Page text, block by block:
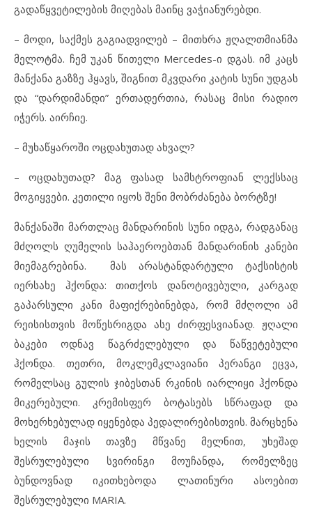
გადაწყვეტილების მიღებას მაინც ვაჭიანურებდი.
– მოდი, საქმეს გაგიადვილებ – მითხრა ჟღალთმიანმა
მელოტმა. ჩემ უკან წითელი Mercedes-ი დგას. იმ კაცს
მანქანა გაზზე ჰყავს, შიგნით მკვდარი კატის სუნი უდგას
და “დარდიმანდი” ერთადერთია, რასაც მისი რადიო
იჭერს. აირჩიე.
– მუხაწყაროში ოცდახუთად ახვალ?
– ოცდახუთად? მაგ ფასად სამსტროფიან ლექსსაც
მოგიყვები. კეთილი იყოს შენი მობრძანება ბორტზე!
მანქანაში მართლაც მანდარინის სუნი იდგა, რადგანაც
მძღოლს ღუმელის საჰაეროებთან მანდარინის კანები
მიემაგრებინა. მას არასტანდარტული ტაქსისტის
იერსახე ჰქონდა: თითქოს დანოტივებული, კარგად
გაპარსული კანი მაფიქრებინებდა, რომ მძღოლი ამ
რეისისთვის მოწესრიგდა ასე ძირფესვიანად. ჟღალი
ბაკები ოდნავ წაგრძელებული და წაწვეტებული
ჰქონდა. თეთრი, მოკლემკლავიანი პერანგი ეცვა,
რომელსაც გულის ჯიბესთან რკინის იარლიყი ჰქონდა
მიკერებული. კრემისფერ ბოტასებს სწრაფად და
მოხერხებულად იყენებდა პედალირებისთვის. მარცხენა
ხელის მაჯის თავზე მწვანე მელნით, უხეშად
შესრულებული სვირინგი მოუჩანდა, რომელზეც
ბუნდოვნად იკითხებოდა ლათინური ასოებით
შესრულებული MARIA.